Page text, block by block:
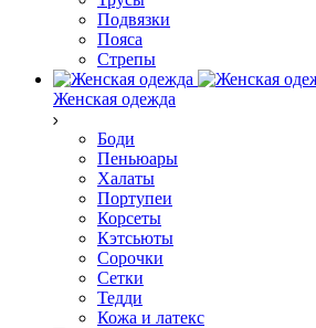
Подвязки
Пояса
Стрепы
Женская одежда
Боди
Пеньюары
Халаты
Портупеи
Корсеты
Кэтсьюты
Сорочки
Сетки
Тедди
Кожа и латекс